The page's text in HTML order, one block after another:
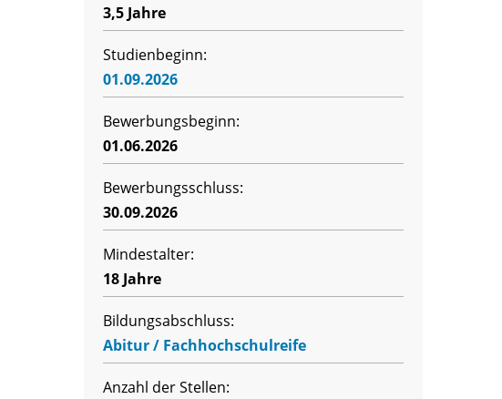
3,5 Jahre
Studienbeginn:
01.09.2026
Bewerbungsbeginn:
01.06.2026
Bewerbungsschluss:
30.09.2026
Mindestalter:
18 Jahre
Bildungsabschluss:
Abitur / Fachhochschulreife
Anzahl der Stellen: